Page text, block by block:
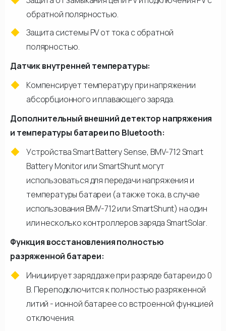
обратной полярностью.
Защита системы PV от тока с обратной
полярностью.
Датчик внутренней температуры:
Компенсирует температуру при напряжении
абсорбционного и плавающего заряда.
Дополнительный внешний детектор напряжения
и температуры батареи по Bluetooth:
Устройства Smart Battery Sense, BMV-712 Smart
Battery Monitor или SmartShunt могут
использоваться для передачи напряжения и
температуры батареи (а также тока, в случае
использования BMV-712 или SmartShunt) на один
или несколько контроллеров заряда SmartSolar.
Функция восстановления полностью
разряженной батареи:
Инициирует заряд даже при разряде батареи до 0
В. Переподключится к полностью разряженной
литий - ионной батарее со встроенной функцией
отключения.